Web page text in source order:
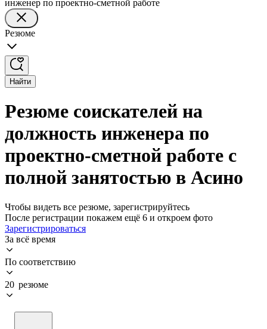
инженер по проектно-сметной работе
Резюме
Найти
Резюме соискателей на
должность инженера по
проектно-сметной работе с
полной занятостью в Асино
Чтобы видеть все резюме, зарегистрируйтесь
После регистрации покажем ещё 6 и откроем фото
Зарегистрироваться
За всё время
По соответствию
20 резюме